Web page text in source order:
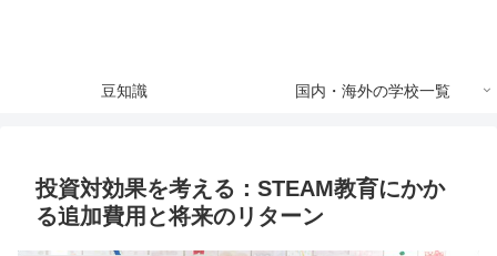
豆知識 国内・海外の学校一覧
投資対効果を考える：STEAM教育にかか
る追加費用と将来のリターン